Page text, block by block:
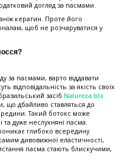
догляд за пасмами.
кератин. Проте його
щоб не розчаруватися у
за пасмами, варто віддавати
відповідальність за якість своїх
засіб Natureza btx
що дбайливо ставляться до
Такий ботокс може
та дуже неслухняні пасма.
глибоко всередину
дивовижної еластичності,
пасма стають блискучими,